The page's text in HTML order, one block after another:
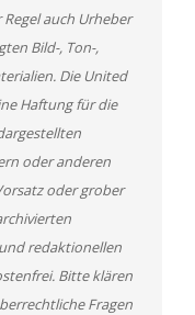
auch Urheber
Bild-, Ton-,
Die United
Haftung für die
oder anderen
oder grober
redaktionellen
Bitte klären
Fragen